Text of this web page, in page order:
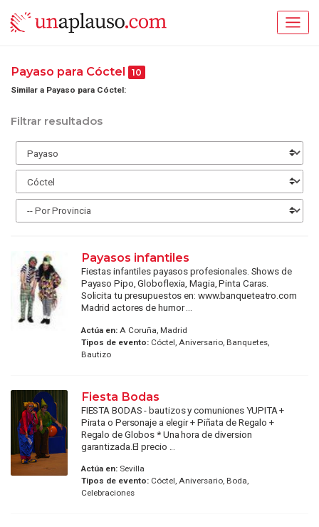
Payaso para Cóctel 10
Similar a Payaso para Cóctel:
Filtrar resultados
Payasos infantiles
Fiestas infantiles payasos profesionales. Shows de
Payaso Pipo, Globoflexia, Magia, Pinta Caras.
Solicita tu presupuestos en: www.banqueteatro.com
Madrid actores de humor ...
Actúa en:A Coruña, Madrid
Tipos de evento:Cóctel, Aniversario, Banquetes,
Bautizo
Fiesta Bodas
FIESTA BODAS - bautizos y comuniones YUPITA +
Pirata o Personaje a elegir + Piñata de Regalo +
Regalo de Globos * Una hora de diversion
garantizada.El precio ...
Actúa en:Sevilla
Tipos de evento:Cóctel, Aniversario, Boda,
Celebraciones